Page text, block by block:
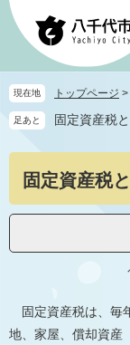
ペ
先
頭
メ
を
飛
文
へ
現在地 トップページ >
足あと 固定資産税
固定資産税
固定資産税は、毎
地、家屋、償却資産